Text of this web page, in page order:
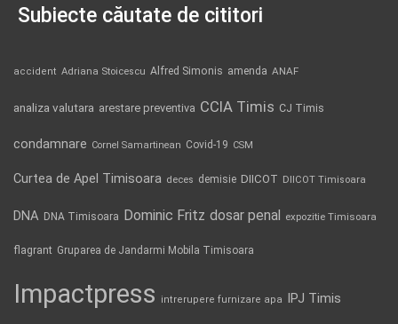
Subiecte căutate de cititori
accident Adriana Stoicescu Alfred Simonis amenda ANAF
analiza valutara arestare preventiva CCIA Timis CJ Timis
condamnare Cornel Samartinean Covid-19 CSM
Curtea de Apel Timisoara deces demisie DIICOT DIICOT Timisoara
DNA DNA Timisoara Dominic Fritz dosar penal expozitie Timisoara
flagrant Gruparea de Jandarmi Mobila Timisoara
Impactpress intrerupere furnizare apa IPJ Timis